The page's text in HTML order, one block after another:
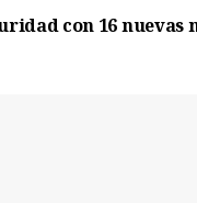
con 16